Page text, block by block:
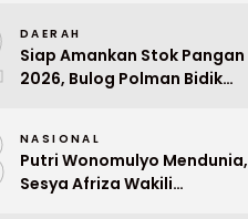
DAERAH
Siap Amankan Stok Pangan
2026, Bulog Polman Bidik
NASIONAL
Putri Wonomulyo Mendunia,
Sesya Afriza Wakili